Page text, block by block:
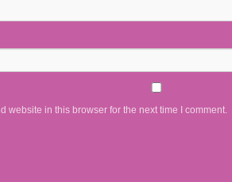
website in this browser for the next time I comment.